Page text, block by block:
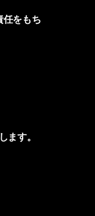
任をもち
ます。